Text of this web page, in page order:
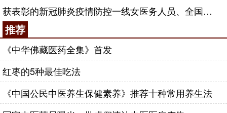
获表彰的新冠肺炎疫情防控一线女医务人员、全国三八红旗手名单（中医药行业）
推荐
《中华佛藏医药全集》首发
红枣的5种最佳吃法
《中国公民中医养生保健素养》推荐十种常用养生法